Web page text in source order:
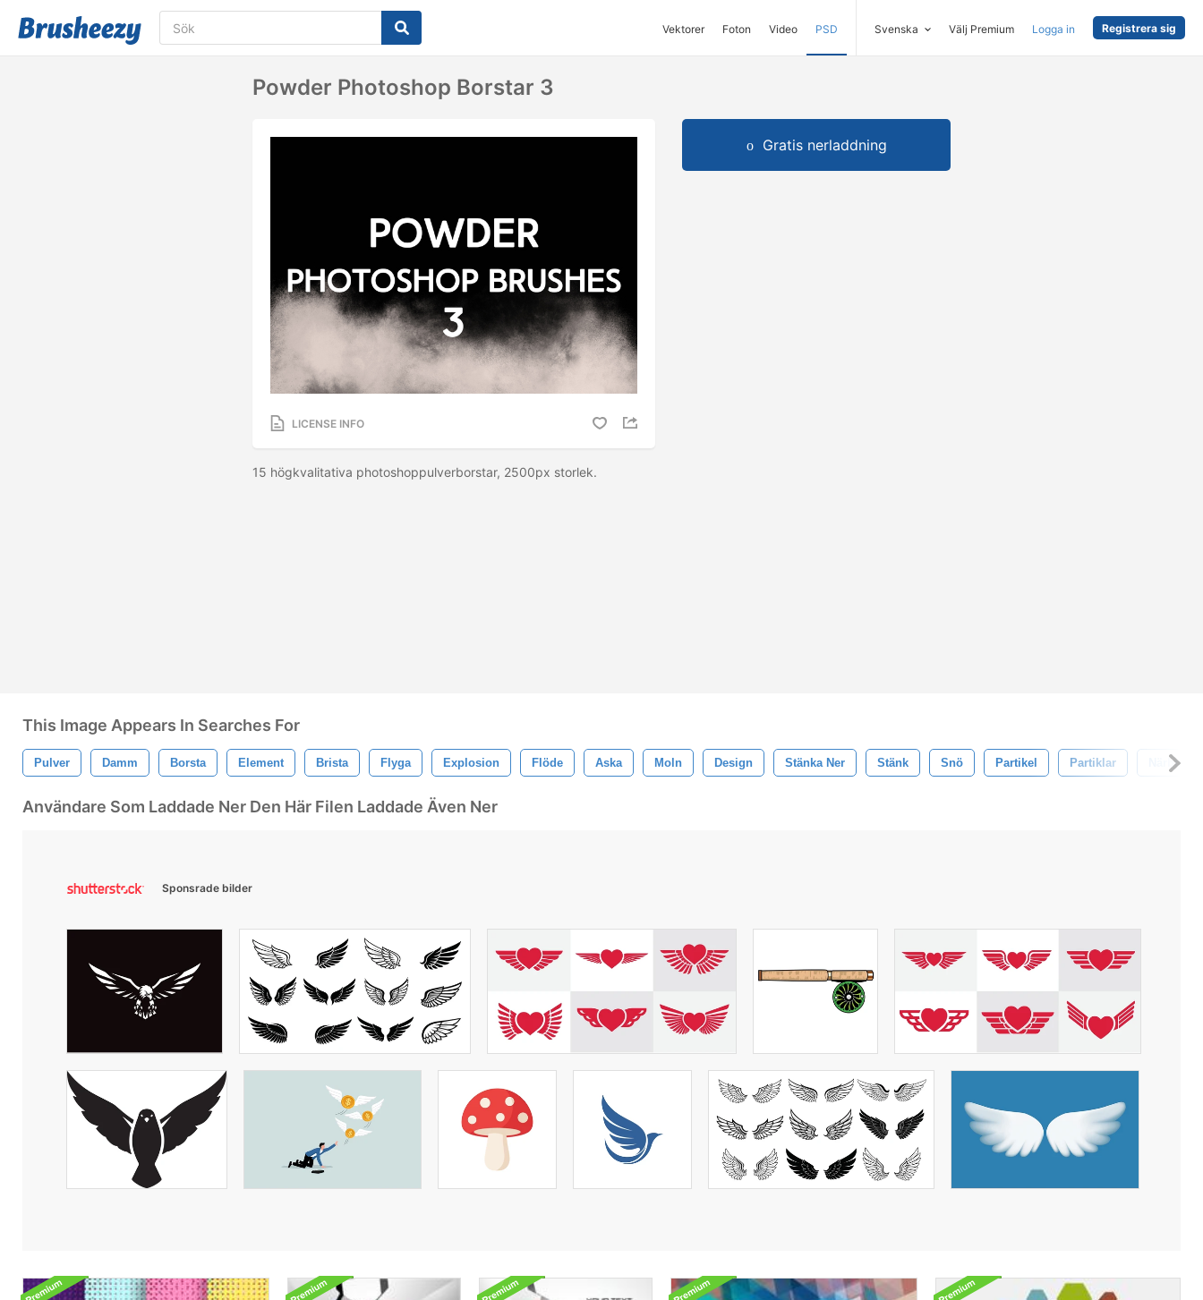
Vektorer Foton Video PSD Svenska Välj Premium Logga in Registrera sig
Powder Photoshop Borstar 3
LICENSE INFO
15 högkvalitativa photoshoppulverborstar, 2500px storlek.
Gratis nerladdning
This Image Appears In Searches For
Pulver Damm Borsta Element Brista Flyga Explosion Flöde Aska Moln Design Stänka Ner Stänk Snö Partikel Partiklar Närbild
Användare Som Laddade Ner Den Här Filen Laddade Även Ner
Sponsrade bilder